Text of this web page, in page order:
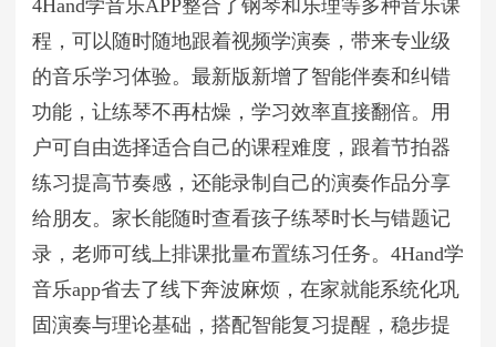
4Hand学音乐APP整合了钢琴和乐理等多种音乐课
程，可以随时随地跟着视频学演奏，带来专业级
的音乐学习体验。最新版新增了智能伴奏和纠错
功能，让练琴不再枯燥，学习效率直接翻倍。用
户可自由选择适合自己的课程难度，跟着节拍器
练习提高节奏感，还能录制自己的演奏作品分享
给朋友。家长能随时查看孩子练琴时长与错题记
录，老师可线上排课批量布置练习任务。4Hand学
音乐app省去了线下奔波麻烦，在家就能系统化巩
固演奏与理论基础，搭配智能复习提醒，稳步提